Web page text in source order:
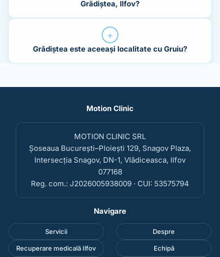
Grădiștea, Ilfov?
Grădiștea este aceeași localitate cu Gruiu?
+
Motion Clinic
MOTION CLINIC SRL
Șoseaua București–Ploiești 129, Snagov Plaza,
Intersecția Snagov, DN-1, Vlădiceasca, Ilfov
077168
Reg. com.: J2026005938009 · CUI: 53575794
Navigare
Servicii
Recuperare medicală Ilfov
Despre
Echipă